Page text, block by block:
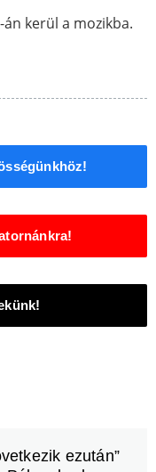
án kerül a mozikba.
ezután”